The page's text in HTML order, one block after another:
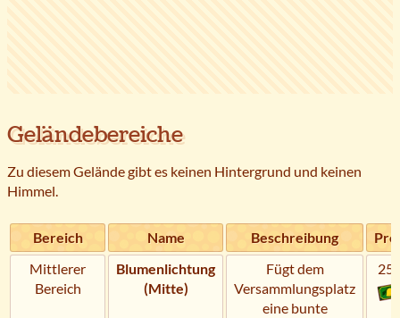
Geländebereiche
Zu diesem Gelände gibt es keinen Hintergrund und keinen
Himmel.
Bereich Name Beschreibung
Mittlerer
Bereich
Blumenlichtung
(Mitte)
Fügt dem
Versammlungsplatz
eine bunte